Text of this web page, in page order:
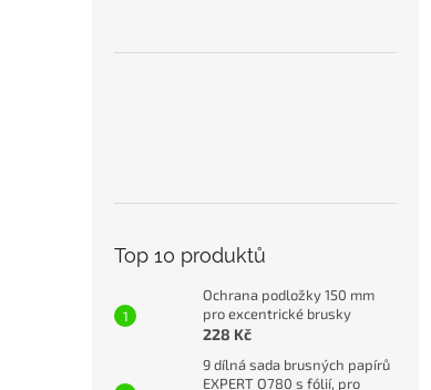
Top 10 produktů
Ochrana podložky 150 mm
pro excentrické brusky
228 Kč
9 dílná sada brusných papírů
EXPERT O780 s fólií, pro